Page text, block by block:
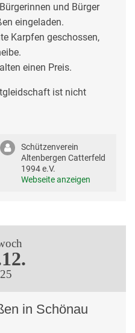
und Bürger
eingeladen.
Karpfen geschossen,
einen Preis.
ist nicht
Schützenverein
Altenbergen Catterfeld
1994 e.V.
Webseite anzeigen
in Schönau